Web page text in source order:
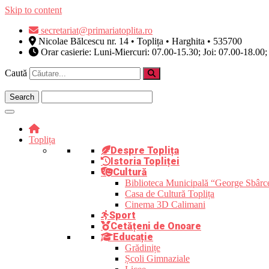
Skip to content
secretariat@primariatoplita.ro
Nicolae Bălcescu nr. 14 • Toplița • Harghita • 535700
Orar casierie: Luni-Miercuri: 07.00-15.30; Joi: 07.00-
Caută
Toplița
Despre Toplița
Istoria Topliței
Cultură
Biblioteca Municipală “George
Casa de Cultură Toplița
Cinema 3D Calimani
Sport
Cetățeni de Onoare
Educație
Grădinițe
Școli Gimnaziale